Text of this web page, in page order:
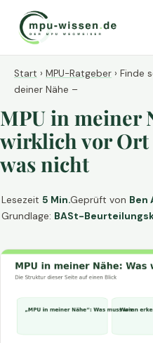
Start › MPU-Ratgeber › Finde
deiner Nähe –
MPU in meiner
wirklich vor Ort
was nicht
Lesezeit 5 Min.Geprüft von Ben
Grundlage: BASt-